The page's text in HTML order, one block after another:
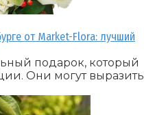
от Market-Flora: лучший
подарок, который
Они могут выразить